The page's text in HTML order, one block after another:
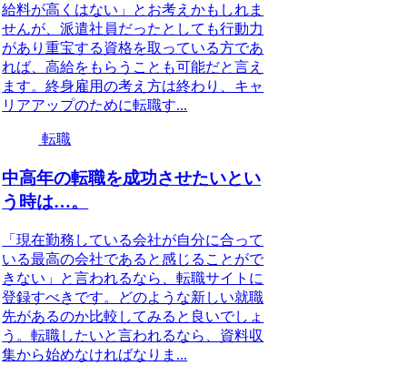
給料が高くはない」とお考えかもしれま
せんが、派遣社員だったとしても行動力
があり重宝する資格を取っている方であ
れば、高給をもらうことも可能だと言え
ます。終身雇用の考え方は終わり、キャ
リアアップのために転職す...
転職
中高年の転職を成功させたいとい
う時は…。
「現在勤務している会社が自分に合って
いる最高の会社であると感じることがで
きない」と言われるなら、転職サイトに
登録すべきです。どのような新しい就職
先があるのか比較してみると良いでしょ
う。転職したいと言われるなら、資料収
集から始めなければなりま...